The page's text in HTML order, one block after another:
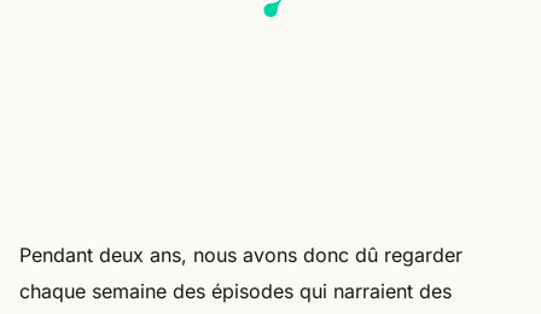
Pendant deux ans, nous avons donc dû regarder
chaque semaine des épisodes qui narraient des